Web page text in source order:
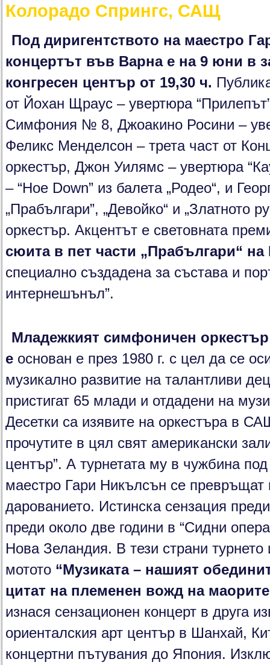
Колорадо Спрингс, САЩ
Под диригентството на маестро
концертът във Варна е на 9 юни в
конгресен център от 19,30 ч.
от Йохан Щраус – увертюра
Симфония № 8, Джоакино Росини –
Феликс Менделсон – трета част от
оркестър, Джон Уилямс – увертюра
– “Hoe Down” из балета „Родео“, и
„Прабългари”, „Девойко“ и „Златното
оркестър. Акцентът е световната
сюита в пет части „Прабългари“
специално създадена за състава и
интернешънъл”.
Младежкият симфоничен
е основан е през 1980 г. с цел да се
музикално развитие на талантливи
пристигат 65 млади и отдадени на
Десетки са изявите на оркестъра в
прочутите в цял свят американски
център”. А турнетата му в чужбина
маестро Гари Никълсън се превръщат
дарованието. Истинска сензация
преди около две години в “Сидни
Нова Зеландия. В тези страни
мотото “Музиката – нашият
цитат на племенен вожд на маорите
изнася сензационен концерт в друга
ориенталския арт център в Шанхай,
концертни пътувания до Япония.